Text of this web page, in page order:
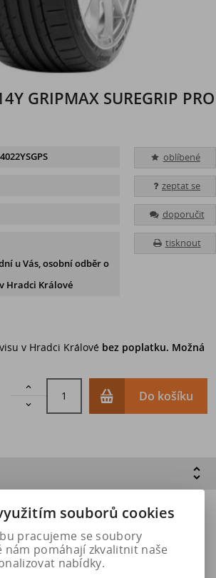
GRIPMAX SUREGRIP PRO
oblíbené
zeptat se
doporučit
tisknout
u Vás, osobní odběr o
v Hradci Králové
v Hradci Králové bez poplatku. Možná


Do košíku
souborů cookies
pracujeme se soubory
nám pomáhají zkvalitnit naše
nabídky.